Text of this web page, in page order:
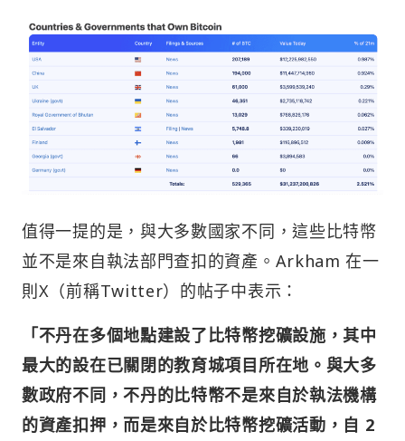
值得一提的是，與大多數國家不同，這些比特幣
並不是來自執法部門查扣的資產。Arkham 在一
則X（前稱Twitter）的帖子中表示：
「不丹在多個地點建設了比特幣挖礦設施，其中
最大的設在已關閉的教育城項目所在地。與大多
數政府不同，不丹的比特幣不是來自於執法機構
的資產扣押，而是來自於比特幣挖礦活動，自 2